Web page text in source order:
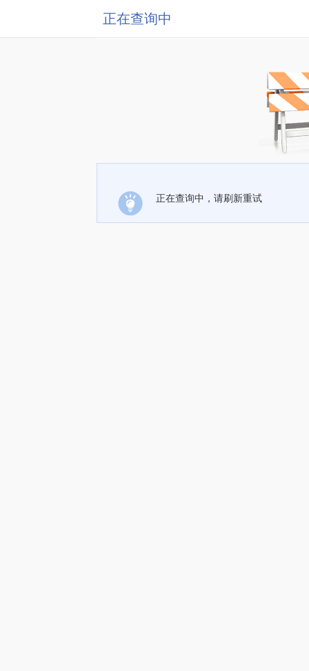
正在查询中
正在查询中，请刷新重试